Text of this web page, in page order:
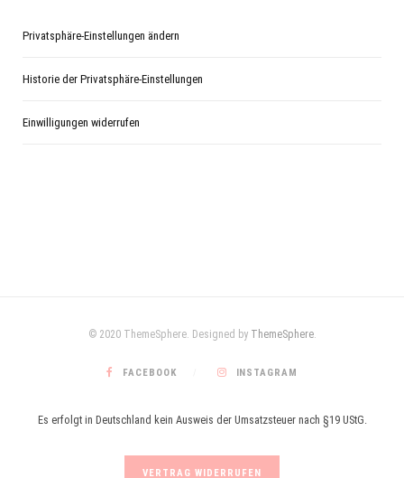
Privatsphäre-Einstellungen ändern
Historie der Privatsphäre-Einstellungen
Einwilligungen widerrufen
© 2020 ThemeSphere. Designed by ThemeSphere.
FACEBOOK INSTAGRAM
Es erfolgt in Deutschland kein Ausweis der Umsatzsteuer nach §19 UStG.
VERTRAG WIDERRUFEN